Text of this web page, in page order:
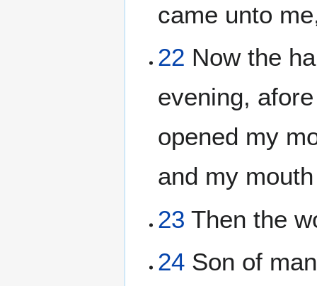
came unto
22 Now the
evening,
opened my
and my
23 Then the
24 Son of